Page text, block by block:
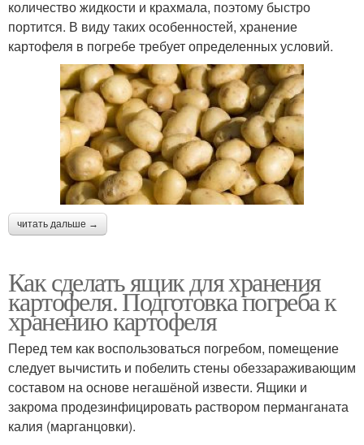
количество жидкости и крахмала, поэтому быстро
портится. В виду таких особенностей, хранение
картофеля в погребе требует определенных условий.
читать дальше →
Как сделать ящик для хранения
картофеля. Подготовка погреба к
хранению картофеля
Перед тем как воспользоваться погребом, помещение
следует вычистить и побелить стены обеззараживающим
составом на основе негашёной извести. Ящики и
закрома продезинфицировать раствором перманганата
калия (марганцовки).